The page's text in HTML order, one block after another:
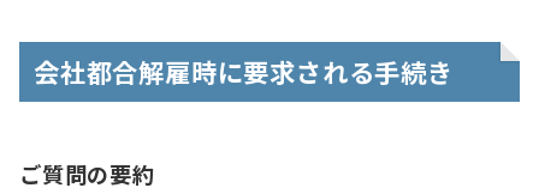
会社都合解雇時に要求される手続き
ご質問の要約